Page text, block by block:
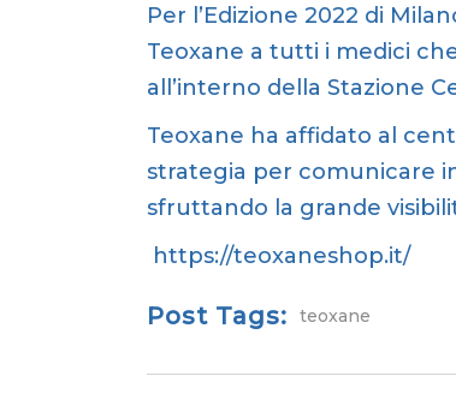
Per l’Edizione 2022 di
Teoxane a tutti i medici
all’interno della Stazione
Teoxane ha affidato al
strategia per comunicare
sfruttando la grande
https://teoxaneshop.it/
Post Tags: teoxane